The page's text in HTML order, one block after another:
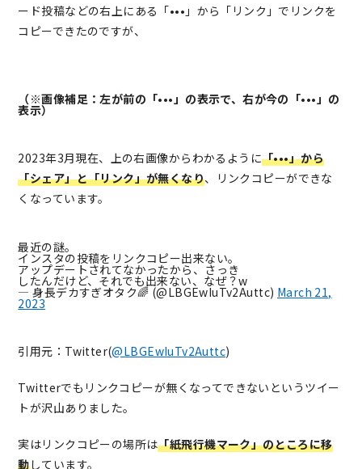
ード投稿などの右上にある「•••」から「リンク」でリンクを
コピーできたのですが、
（※画像補足：左が前の「•••」の表示で、右が今の「•••」の
表示）
2023年3月現在、上の右画像からわかるように「•••」から
「シェア」と「リンク」が無くなり、リンクコピーができな
くなっています。
最近の謎。
インスタの投稿をリンクコピー出来ない。
アップデートされてなかったから、さっき
したんだけど、それでも出来ない、なぜ？w
— 身長デカすぎオタク🌈 (@LBGEwIuTv2Auttc) March 21,
2023
引用元：Twitter(@LBGEwIuTv2Auttc)
Twitterでもリンクコピーが無くなってできないというツイー
トが沢山ありました。
実はリンクコピーの場所は「紙飛行機マーク」のところに移
動しています。